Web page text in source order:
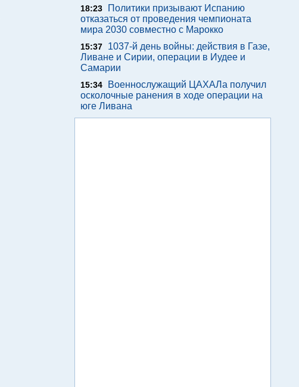
18:23
Политики призывают Испанию
отказаться от проведения чемпионата
мира 2030 совместно с Марокко
15:37
1037-й день войны: действия в Газе,
Ливане и Сирии, операции в Иудее и
Самарии
15:34
Военнослужащий ЦАХАЛа получил
осколочные ранения в ходе операции на
юге Ливана